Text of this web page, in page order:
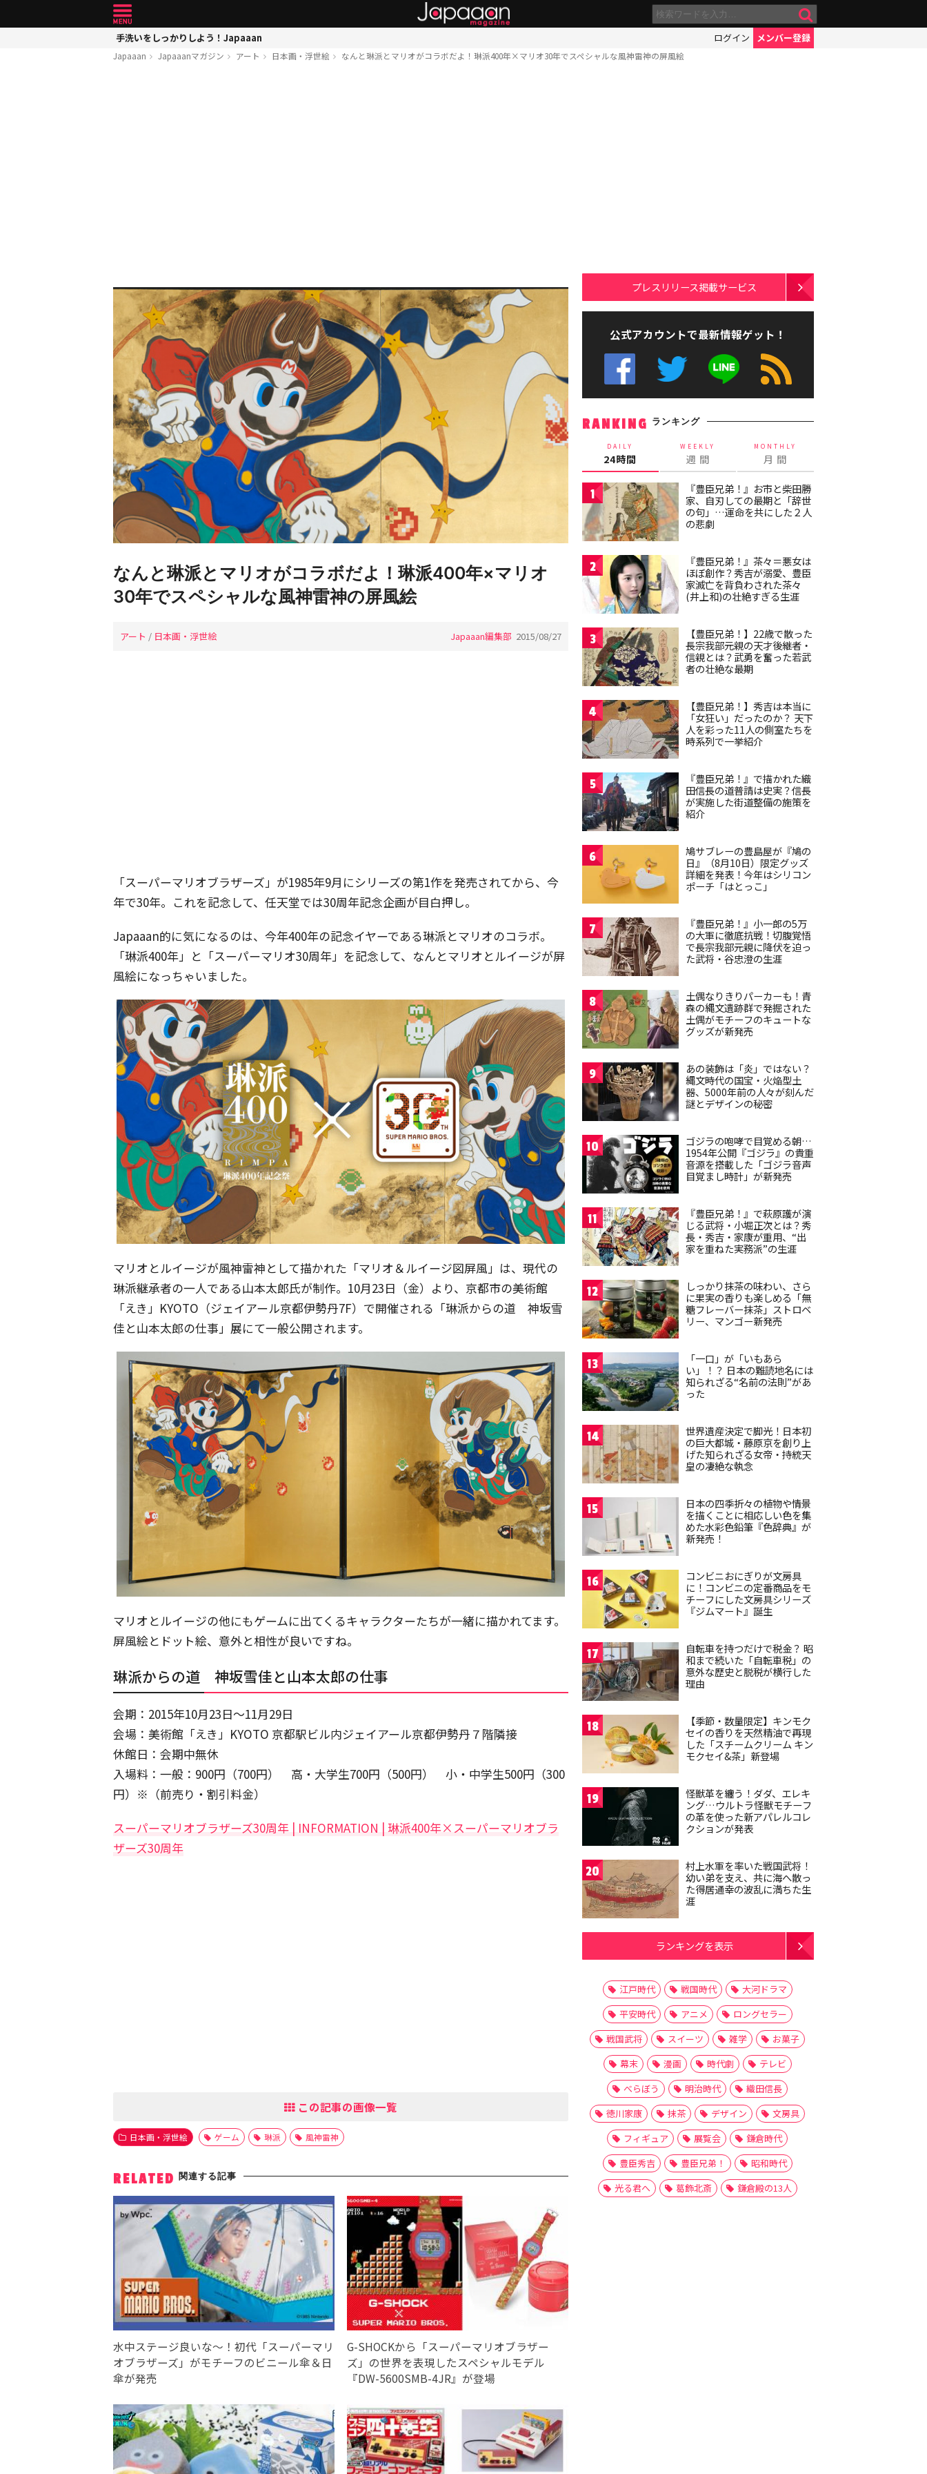
手洗いをしっかりしよう！Japaaan ログイン メンバー登録
Japaaan Japaaanマガジン アート 日本画・浮世絵 なんと琳派とマリオがコラボだよ！琳派400年×マリオ30年でスペシャルな風神雷神の屏風絵
なんと琳派とマリオがコラボだよ！琳派400年×マリオ
30年でスペシャルな風神雷神の屏風絵
アート / 日本画・浮世絵 Japaaan編集部 2015/08/27
「スーパーマリオブラザーズ」が1985年9月にシリーズの第1作を発売されてから、今
年で30年。これを記念して、任天堂では30周年記念企画が目白押し。
Japaaan的に気になるのは、今年400年の記念イヤーである琳派とマリオのコラボ。
「琳派400年」と「スーパーマリオ30周年」を記念して、なんとマリオとルイージが屏
風絵になっちゃいました。
マリオとルイージが風神雷神として描かれた「マリオ＆ルイージ図屏風」は、現代の
琳派継承者の一人である山本太郎氏が制作。10月23日（金）より、京都市の美術館
「えき」KYOTO（ジェイアール京都伊勢丹7F）で開催される「琳派からの道 神坂雪
佳と山本太郎の仕事」展にて一般公開されます。
マリオとルイージの他にもゲームに出てくるキャラクターたちが一緒に描かれてます。
屏風絵とドット絵、意外と相性が良いですね。
琳派からの道 神坂雪佳と山本太郎の仕事
会期：2015年10月23日〜11月29日
会場：美術館「えき」KYOTO 京都駅ビル内ジェイアール京都伊勢丹７階隣接
休館日：会期中無休
入場料：一般：900円（700円） 高・大学生700円（500円） 小・中学生500円（300
円）※（前売り・割引料金）
スーパーマリオブラザーズ30周年 | INFORMATION | 琳派400年×スーパーマリオブラ
ザーズ30周年
この記事の画像一覧
日本画・浮世絵 ゲーム 琳派 風神雷神
RELATED 関連する記事
水中ステージ良いな〜！初代「スーパーマリ
オブラザーズ」がモチーフのビニール傘＆日
傘が発売
G-SHOCKから「スーパーマリオブラザー
ズ」の世界を表現したスペシャルモデル
『DW-5600SMB-4JR』が登場
プレスリリース掲載サービス
公式アカウントで最新情報ゲット！
RANKING ランキング
DAILY
24時間
WEEKLY
週 間
MONTHLY
月 間
1
『豊臣兄弟！』お市と柴田勝
家、自刃しての最期と「辞世
の句」…運命を共にした２人
の悲劇
2
『豊臣兄弟！』茶々＝悪女は
ほぼ創作？秀吉が溺愛、豊臣
家滅亡を背負わされた茶々
(井上和)の壮絶すぎる生涯
3
【豊臣兄弟！】22歳で散った
長宗我部元親の天才後継者・
信親とは？武勇を奮った若武
者の壮絶な最期
4
【豊臣兄弟！】秀吉は本当に
「女狂い」だったのか？ 天下
人を彩った11人の側室たちを
時系列で一挙紹介
5
『豊臣兄弟！』で描かれた織
田信長の道普請は史実？信長
が実施した街道整備の施策を
紹介
6
鳩サブレーの豊島屋が『鳩の
日』（8月10日）限定グッズ
詳細を発表！今年はシリコン
ポーチ「はとっこ」
7
『豊臣兄弟！』小一郎の5万
の大軍に徹底抗戦！切腹覚悟
で長宗我部元親に降伏を迫っ
た武将・谷忠澄の生涯
8
土偶なりきりパーカーも！青
森の縄文遺跡群で発掘された
土偶がモチーフのキュートな
グッズが新発売
9
あの装飾は「炎」ではない？
縄文時代の国宝・火焔型土
器、5000年前の人々が刻んだ
謎とデザインの秘密
10
ゴジラの咆哮で目覚める朝…
1954年公開『ゴジラ』の貴重
音源を搭載した「ゴジラ音声
目覚まし時計」が新発売
11
『豊臣兄弟！』で萩原護が演
じる武将・小堀正次とは？秀
長・秀吉・家康が重用、“出
家を重ねた実務派”の生涯
12
しっかり抹茶の味わい、さら
に果実の香りも楽しめる「無
糖フレーバー抹茶」ストロベ
リー、マンゴー新発売
13
「一口」が「いもあら
い」！？ 日本の難読地名には
知られざる“名前の法則”があ
った
14
世界遺産決定で脚光！日本初
の巨大都城・藤原京を創り上
げた知られざる女帝・持統天
皇の凄絶な執念
15
日本の四季折々の植物や情景
を描くことに相応しい色を集
めた水彩色鉛筆『色辞典』が
新発売！
16
コンビニおにぎりが文房具
に！コンビニの定番商品をモ
チーフにした文房具シリーズ
『ジムマート』誕生
17
自転車を持つだけで税金？ 昭
和まで続いた「自転車税」の
意外な歴史と脱税が横行した
理由
18
【季節・数量限定】キンモク
セイの香りを天然精油で再現
した「スチームクリーム キン
モクセイ&茶」新登場
19
怪獣革を纏う！ダダ、エレキ
ング…ウルトラ怪獣モチーフ
の革を使った新アパレルコレ
クションが発表
20
村上水軍を率いた戦国武将！
幼い弟を支え、共に海へ散っ
た得居通幸の波乱に満ちた生
涯
ランキングを表示
江戸時代 戦国時代
大河ドラマ
平安時代
アニメ
ロングセラー
戦国武将
スイーツ 雑学
お菓子
幕末
漫画 時代劇
テレビ
べらぼう
明治時代
織田信長
徳川家康
抹茶 デザイン
文房具
フィギュア
展覧会
鎌倉時代
豊臣秀吉
豊臣兄弟！
昭和時代
光る君へ
葛飾北斎 鎌倉殿の13人